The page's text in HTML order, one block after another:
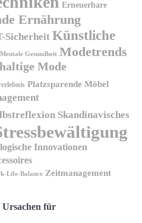
Erneuerbare
Ernährung
Sicherheit Künstliche
Mentale Gesundheit Modetrends
Mode
Platzsparende Möbel
Skandinavisches
Innovationen
Life-Balance Zeitmanagement
Ursachen für